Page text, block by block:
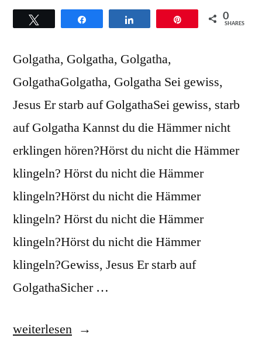
0
SHARES
Golgatha, Golgatha, Golgatha,
GolgathaGolgatha, Golgatha Sei gewiss,
Jesus Er starb auf GolgathaSei gewiss, starb
auf Golgatha Kannst du die Hämmer nicht
erklingen hören?Hörst du nicht die Hämmer
klingeln? Hörst du nicht die Hämmer
klingeln?Hörst du nicht die Hämmer
klingeln? Hörst du nicht die Hämmer
klingeln?Hörst du nicht die Hämmer
klingeln?Gewiss, Jesus Er starb auf
GolgathaSicher …
„Richard
weiterlesen